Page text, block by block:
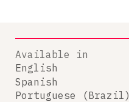
Available in
English
Spanish
Portuguese (Brazil)